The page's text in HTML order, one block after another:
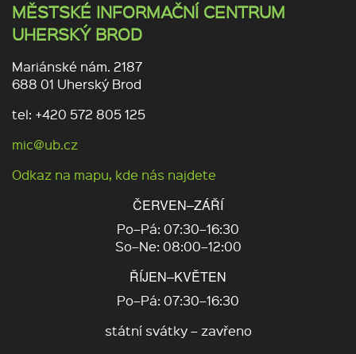
MĚSTSKÉ INFORMAČNÍ CENTRUM
UHERSKÝ BROD
Mariánské nám. 2187
688 01 Uherský Brod
tel: +420 572 805 125
mic@ub.cz
Odkaz na mapu, kde nás najdete
ČERVEN–ZÁŘÍ
Po–Pá: 07:30–16:30
So–Ne: 08:00–12:00
ŘÍJEN–KVĚTEN
Po–Pá: 07:30–16:30
státní svátky – zavřeno